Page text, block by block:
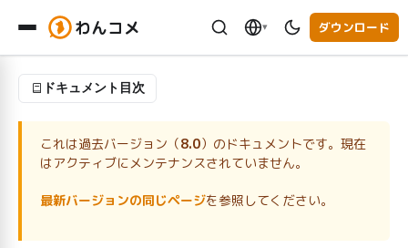
わんコメ ▾ ダウンロード
ドキュメント目次
これは過去バージョン（8.0）のドキュメントです。現在
はアクティブにメンテナンスされていません。
最新バージョンの同じページを参照してください。